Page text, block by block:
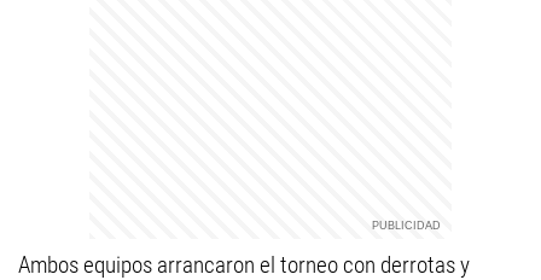
Ambos equipos arrancaron el torneo con derrotas y